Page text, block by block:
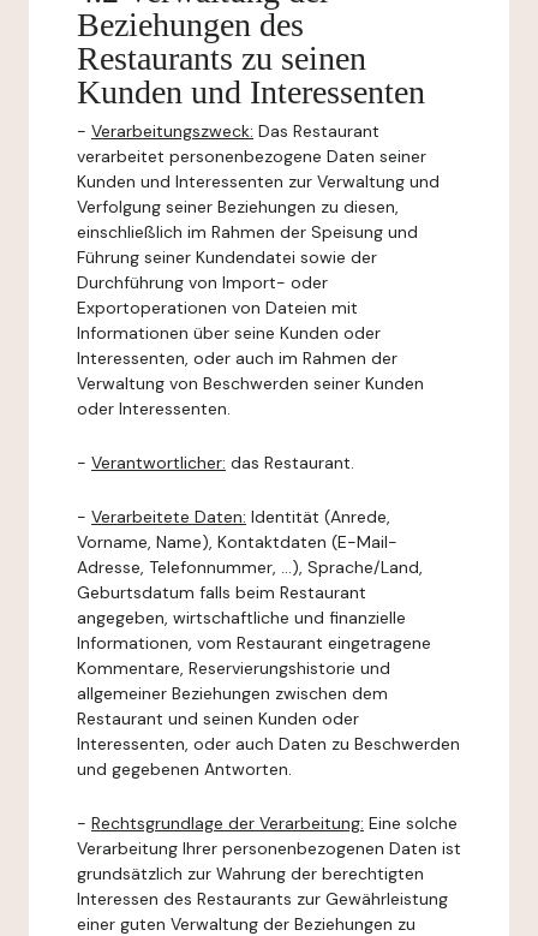
Beziehungen des
Restaurants zu seinen
Kunden und Interessenten
- Verarbeitungszweck: Das Restaurant
verarbeitet personenbezogene Daten seiner
Kunden und Interessenten zur Verwaltung und
Verfolgung seiner Beziehungen zu diesen,
einschließlich im Rahmen der Speisung und
Führung seiner Kundendatei sowie der
Durchführung von Import- oder
Exportoperationen von Dateien mit
Informationen über seine Kunden oder
Interessenten, oder auch im Rahmen der
Verwaltung von Beschwerden seiner Kunden
oder Interessenten.
- Verantwortlicher: das Restaurant.
- Verarbeitete Daten: Identität (Anrede,
Vorname, Name), Kontaktdaten (E-Mail-
Adresse, Telefonnummer, ...), Sprache/Land,
Geburtsdatum falls beim Restaurant
angegeben, wirtschaftliche und finanzielle
Informationen, vom Restaurant eingetragene
Kommentare, Reservierungshistorie und
allgemeiner Beziehungen zwischen dem
Restaurant und seinen Kunden oder
Interessenten, oder auch Daten zu Beschwerden
und gegebenen Antworten.
- Rechtsgrundlage der Verarbeitung: Eine solche
Verarbeitung Ihrer personenbezogenen Daten ist
grundsätzlich zur Wahrung der berechtigten
Interessen des Restaurants zur Gewährleistung
einer guten Verwaltung der Beziehungen zu